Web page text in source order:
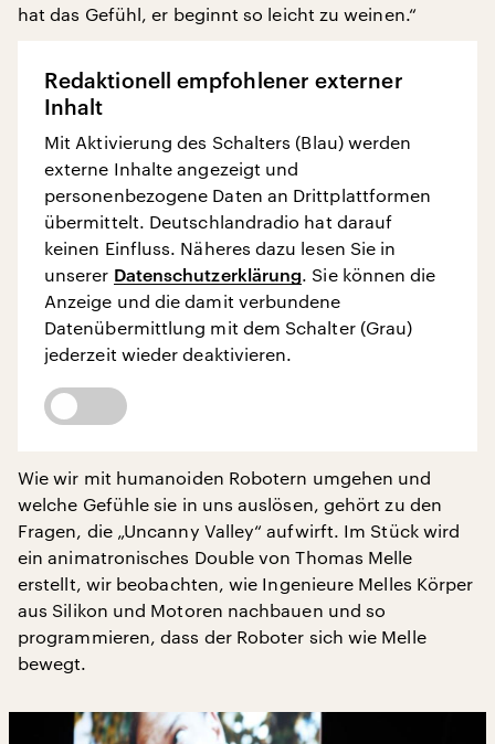
hat das Gefühl, er beginnt so leicht zu weinen.“
Redaktionell empfohlener externer
Inhalt
Mit Aktivierung des Schalters (Blau) werden
externe Inhalte angezeigt und
personenbezogene Daten an Drittplattformen
übermittelt. Deutschlandradio hat darauf
keinen Einfluss. Näheres dazu lesen Sie in
unserer Datenschutzerklärung. Sie können die
Anzeige und die damit verbundene
Datenübermittlung mit dem Schalter (Grau)
jederzeit wieder deaktivieren.
Wie wir mit humanoiden Robotern umgehen und
welche Gefühle sie in uns auslösen, gehört zu den
Fragen, die „Uncanny Valley“ aufwirft. Im Stück wird
ein animatronisches Double von Thomas Melle
erstellt, wir beobachten, wie Ingenieure Melles Körper
aus Silikon und Motoren nachbauen und so
programmieren, dass der Roboter sich wie Melle
bewegt.